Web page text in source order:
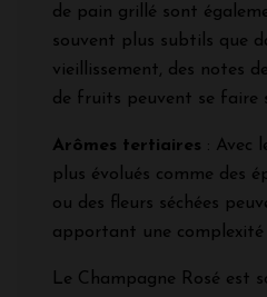
de pain grillé sont
souvent plus subtils que
vieillissement, des notes
de fruits peuvent se faire
Arômes tertiaires : Avec
plus évolués comme des
ou des fleurs séchées
apportant une complexité
Le Champagne Rosé est